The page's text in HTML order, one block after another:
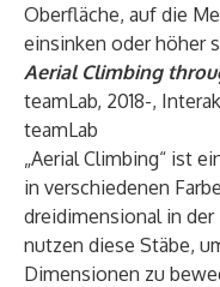
Oberfläche, auf die
einsinken oder höher
Aerial Climbing
teamLab, 2018-,
teamLab
„Aerial Climbing“ ist
in verschiedenen
dreidimensional in
nutzen diese Stäbe,
Dimensionen zu